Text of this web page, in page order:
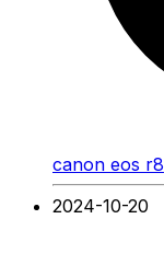
canon eos r8
2024-10-20